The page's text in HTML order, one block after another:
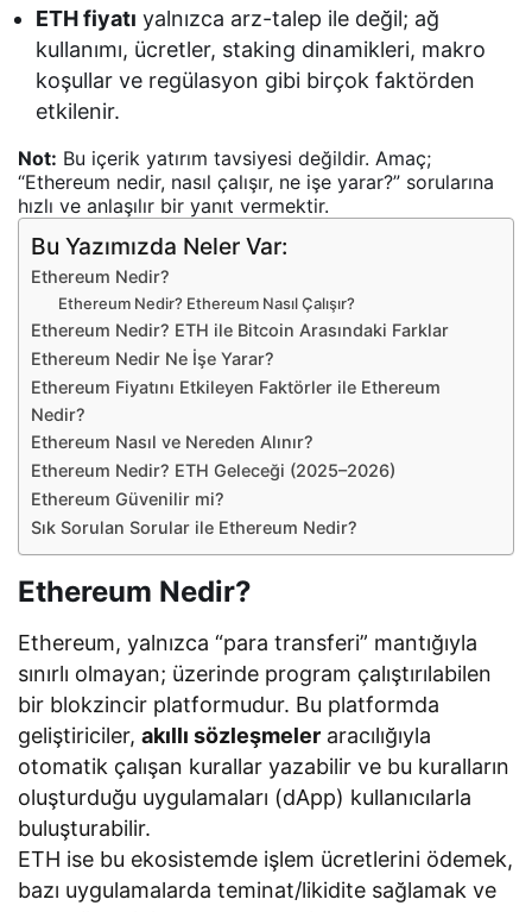
ETH fiyatı yalnızca arz-talep ile değil; ağ
kullanımı, ücretler, staking dinamikleri, makro
koşullar ve regülasyon gibi birçok faktörden
etkilenir.
Not: Bu içerik yatırım tavsiyesi değildir. Amaç;
“Ethereum nedir, nasıl çalışır, ne işe yarar?” sorularına
hızlı ve anlaşılır bir yanıt vermektir.
Bu Yazımızda Neler Var:
Ethereum Nedir?
Ethereum Nedir? Ethereum Nasıl Çalışır?
Ethereum Nedir? ETH ile Bitcoin Arasındaki Farklar
Ethereum Nedir Ne İşe Yarar?
Ethereum Fiyatını Etkileyen Faktörler ile Ethereum
Nedir?
Ethereum Nasıl ve Nereden Alınır?
Ethereum Nedir? ETH Geleceği (2025–2026)
Ethereum Güvenilir mi?
Sık Sorulan Sorular ile Ethereum Nedir?
Ethereum Nedir?
Ethereum, yalnızca “para transferi” mantığıyla
sınırlı olmayan; üzerinde program çalıştırılabilen
bir blokzincir platformudur. Bu platformda
geliştiriciler,akıllı sözleşmeler aracılığıyla
otomatik çalışan kurallar yazabilir ve bu kuralların
oluşturduğu uygulamaları (dApp) kullanıcılarla
buluşturabilir.
ETH ise bu ekosistemde işlem ücretlerini ödemek,
bazı uygulamalarda teminat/likidite sağlamak ve